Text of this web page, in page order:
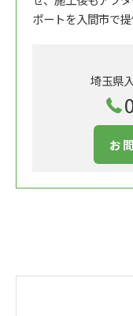
ポートを入間市で提
埼玉県
お